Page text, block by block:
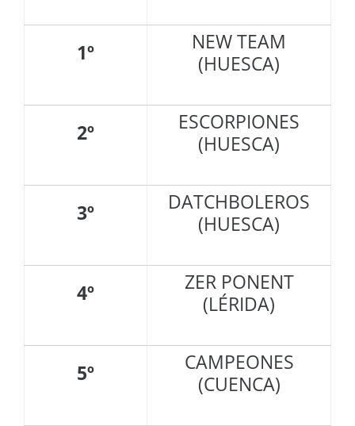
1º
NEW TEAM
(HUESCA)
2º
ESCORPIONES
(HUESCA)
3º
DATCHBOLEROS
(HUESCA)
4º
ZER PONENT
(LÉRIDA)
5º
CAMPEONES
(CUENCA)